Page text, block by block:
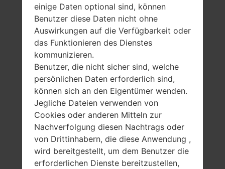
einige Daten optional sind, können
Benutzer diese Daten nicht ohne
Auswirkungen auf die Verfügbarkeit oder
das Funktionieren des Dienstes
kommunizieren.
Benutzer, die nicht sicher sind, welche
persönlichen Daten erforderlich sind,
können sich an den Eigentümer wenden.
Jegliche Dateien verwenden von
Cookies oder anderen Mitteln zur
Nachverfolgung diesen Nachtrags oder
von Drittinhabern, die diese Anwendung ,
wird bereitgestellt, um dem Benutzer die
erforderlichen Dienste bereitzustellen,